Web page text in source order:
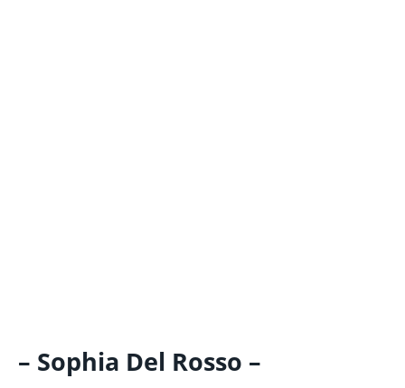
– Sophia Del Rosso –